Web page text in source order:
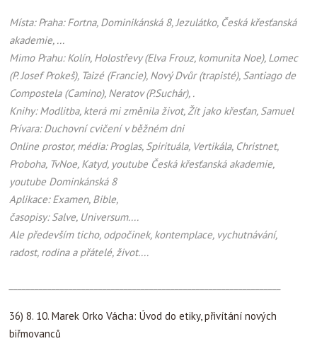
Místa: Praha: Fortna, Dominikánská 8, Jezulátko, Česká křesťanská
akademie, ...
Mimo Prahu: Kolín, Holostřevy (Elva Frouz, komunita Noe), Lomec
(P. Josef Prokeš), Taizé (Francie), Nový Dvůr (trapisté), Santiago de
Compostela (Camino), Neratov (P.Suchár), .
Knihy: Modlitba, která mi změnila život, Žít jako křesťan, Samuel
Prívara: Duchovní cvičení v běžném dni
Online prostor, média: Proglas, Spirituála, Vertikála, Christnet,
Proboha, TvNoe, Katyd, youtube Česká křesťanská akademie,
youtube Dominkánská 8
Aplikace: Examen, Bible,
časopisy: Salve, Universum....
Ale především ticho, odpočinek, kontemplace, vychutnávání,
radost, rodina a přátelé, život....
36) 8. 10. Marek Orko Vácha: Úvod do etiky, přivítání nových
biřmovanců